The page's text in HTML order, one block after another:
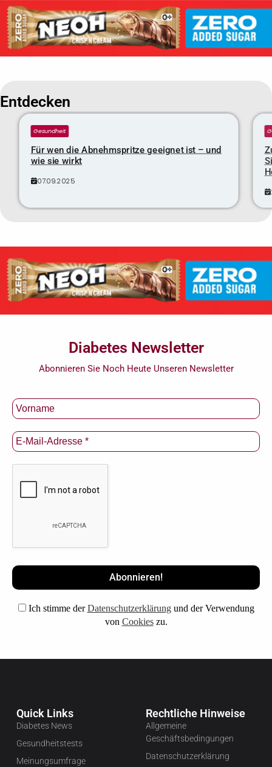
Entdecken
Gesundheit
Für wen die Abnehmspritze geeignet ist – und
wie sie wirkt
07.09.2025
Diabetes Newsletter
Abonnieren Sie Noch Heute Unseren Newsletter
Ich stimme derDatenschutzerklärungund der Verwendung
von Cookieszu.
Quick Links
Diabetes News
Gesundheitstests
Meinungsumfrage
Rechtliche Hinweise
Allgemeine
Geschäftsbedingungen
Datenschutzerklärung